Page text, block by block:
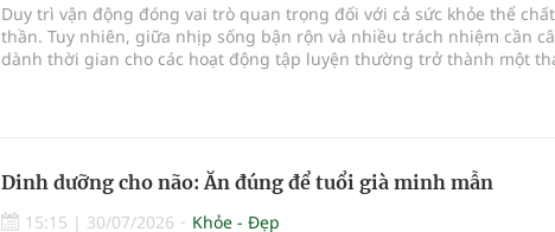
Duy trì vận động đóng vai trò quan trọng đối với cả sức khỏe thể
thần. Tuy nhiên, giữa nhịp sống bận rộn và nhiều trách nhiệm cần
dành thời gian cho các hoạt động tập luyện thường trở thành một
Dinh dưỡng cho não: Ăn đúng để tuổi già minh mẫn
15:15 | 30/07/2026 Khỏe - Đẹp